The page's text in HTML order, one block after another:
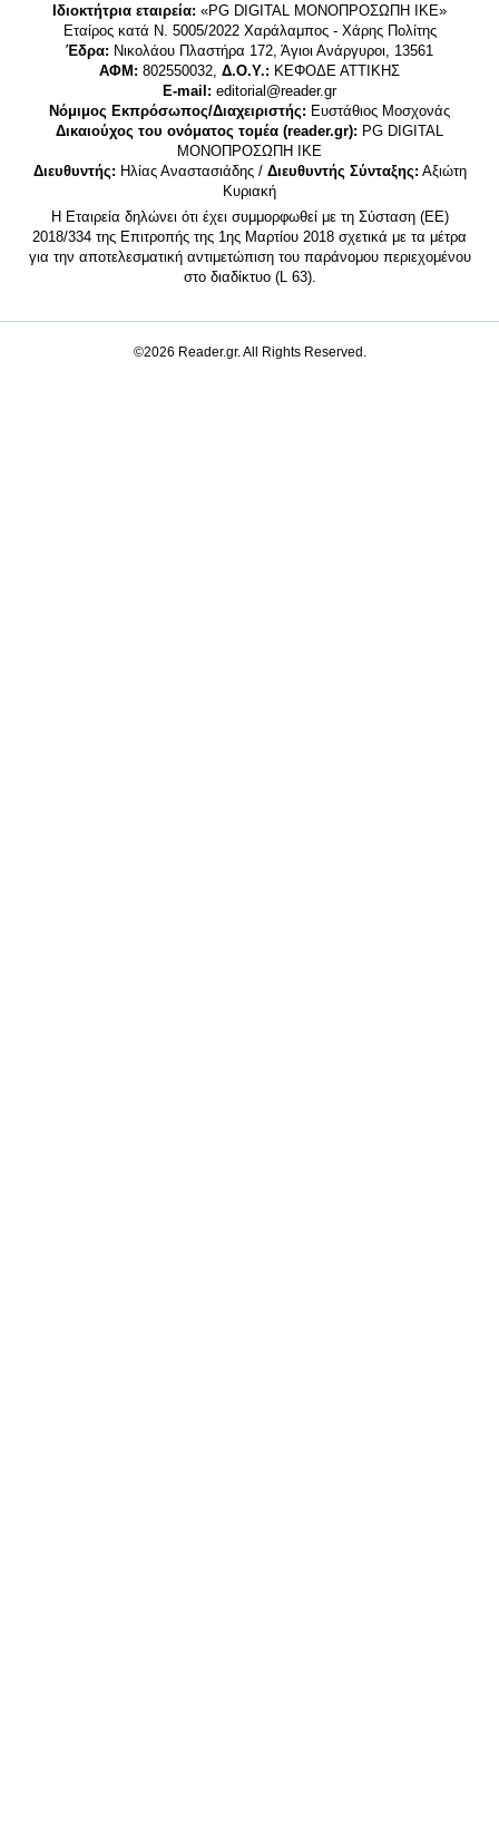
Ιδιοκτήτρια εταιρεία: «PG DIGITAL MONΟΠΡΟΣΩΠΗ ΙΚΕ»
Εταίρος κατά Ν. 5005/2022 Χαράλαμπος - Χάρης Πολίτης
Έδρα: Νικολάου Πλαστήρα 172, Άγιοι Ανάργυροι, 13561
ΑΦΜ: 802550032, Δ.Ο.Υ.: ΚΕΦΟΔΕ ΑΤΤΙΚΗΣ
E-mail: editorial@reader.gr
Νόμιμος Εκπρόσωπος/Διαχειριστής: Ευστάθιος Μοσχονάς
Δικαιούχος του ονόματος τομέα (reader.gr): PG DIGITAL
MONΟΠΡΟΣΩΠΗ ΙΚΕ
Διευθυντής: Ηλίας Αναστασιάδης / Διευθυντής Σύνταξης: Αξιώτη
Κυριακή
Η Εταιρεία δηλώνει ότι έχει συμμορφωθεί με τη Σύσταση (ΕΕ)
2018/334 της Επιτροπής της 1ης Μαρτίου 2018 σχετικά με τα μέτρα
για την αποτελεσματική αντιμετώπιση του παράνομου περιεχομένου
στο διαδίκτυο (L 63).
©2026 Reader.gr. All Rights Reserved.